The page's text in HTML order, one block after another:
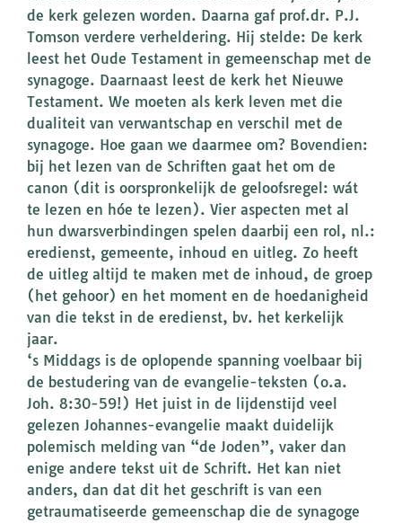
de kerk gelezen worden. Daarna gaf prof.dr. P.J.
Tomson verdere verheldering. Hij stelde: De kerk
leest het Oude Testament in gemeenschap met de
synagoge. Daarnaast leest de kerk het Nieuwe
Testament. We moeten als kerk leven met die
dualiteit van verwantschap en verschil met de
synagoge. Hoe gaan we daarmee om? Bovendien:
bij het lezen van de Schriften gaat het om de
canon (dit is oorspronkelijk de geloofsregel: wát
te lezen en hóe te lezen). Vier aspecten met al
hun dwarsverbindingen spelen daarbij een rol, nl.:
eredienst, gemeente, inhoud en uitleg. Zo heeft
de uitleg altijd te maken met de inhoud, de groep
(het gehoor) en het moment en de hoedanigheid
van die tekst in de eredienst, bv. het kerkelijk
jaar.
‘s Middags is de oplopende spanning voelbaar bij
de bestudering van de evangelie-teksten (o.a.
Joh. 8:30-59!) Het juist in de lijdenstijd veel
gelezen Johannes-evangelie maakt duidelijk
polemisch melding van “de Joden”, vaker dan
enige andere tekst uit de Schrift. Het kan niet
anders, dan dat dit het geschrift is van een
getraumatiseerde gemeenschap die de synagoge